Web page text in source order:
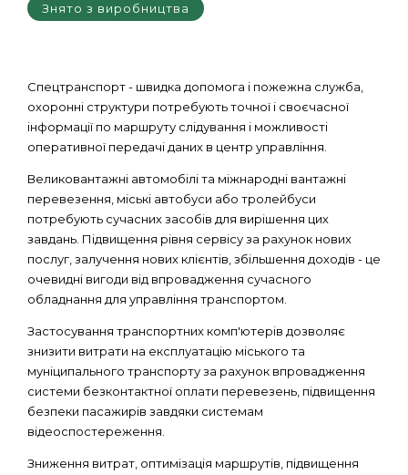
Знято з виробництва
Спецтранспорт - швидка допомога і пожежна служба,
охоронні структури потребують точної і своєчасної
інформації по маршруту слідування і можливості
оперативної передачі даних в центр управління.
Великовантажні автомобілі та міжнародні вантажні
перевезення, міські автобуси або тролейбуси
потребують сучасних засобів для вирішення цих
завдань. Підвищення рівня сервісу за рахунок нових
послуг, залучення нових клієнтів, збільшення доходів - це
очевидні вигоди від впровадження сучасного
обладнання для управління транспортом.
Застосування транспортних комп'ютерів дозволяє
знизити витрати на експлуатацію міського та
муніципального транспорту за рахунок впровадження
системи безконтактної оплати перевезень, підвищення
безпеки пасажирів завдяки системам
відеоспостереження.
Зниження витрат, оптимізація маршрутів, підвищення